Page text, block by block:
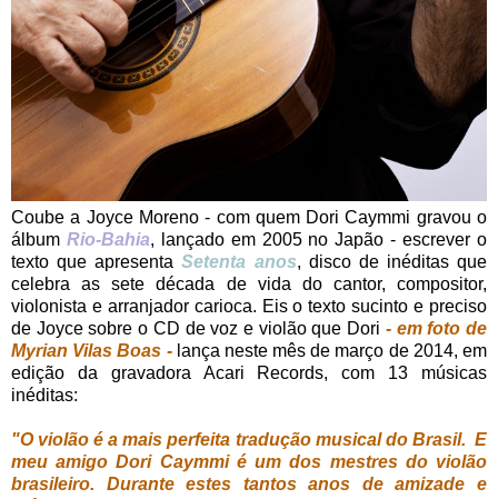
Coube a Joyce Moreno - com quem Dori Caymmi gravou o
álbum Rio-Bahia, lançado em 2005 no Japão - escrever o
texto que apresentaSetenta anos, disco de inéditas que
celebra as sete década de vida do cantor, compositor,
violonista e arranjador carioca. Eis o texto sucinto e preciso
de Joyce sobre o CD de voz e violão que Dori - em foto de
Myrian Vilas Boas -lança neste mês de março de 2014, em
edição da gravadora Acari Records, com 13 músicas
inéditas:
"O violão é a mais perfeita tradução musical do Brasil. E
meu amigo Dori Caymmi é um dos mestres do violão
brasileiro. Durante estes tantos anos de amizade e